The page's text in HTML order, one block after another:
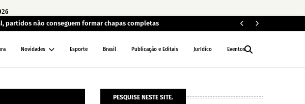
partidos não conseguem formar chapas completas
Novidades Esporte Brasil Publicação e Editais Jurídico Eventos
PESQUISE NESTE SITE.